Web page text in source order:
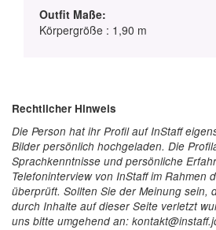
Outfit Maße:
Körpergröße : 1,90 m
Rechtlicher Hinweis
Die Person hat ihr Profil auf InStaff
Bilder persönlich hochgeladen. Die
Sprachkenntnisse und persönliche
Telefoninterview von InStaff im Rahmen
überprüft. Sollten Sie der Meinung sein,
durch Inhalte auf dieser Seite verletzt
uns bitte umgehend an: